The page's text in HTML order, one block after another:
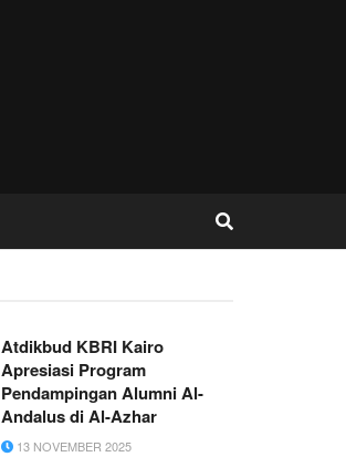
Atdikbud KBRI Kairo
Apresiasi Program
Pendampingan Alumni Al-
Andalus di Al-Azhar
13 NOVEMBER 2025